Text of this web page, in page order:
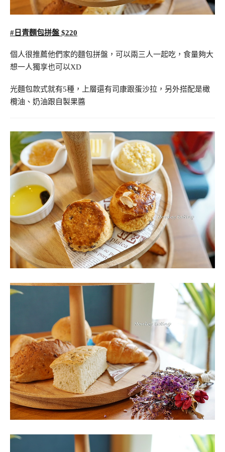
#日青麵包拼盤 $220
個人很推薦他們家的麵包拼盤，可以兩三人一起吃，食量夠大
想一人獨享也可以XD
光麵包款式就有5種，上層還有司康跟蛋沙拉，另外搭配是橄
欖油、奶油跟自製果醬